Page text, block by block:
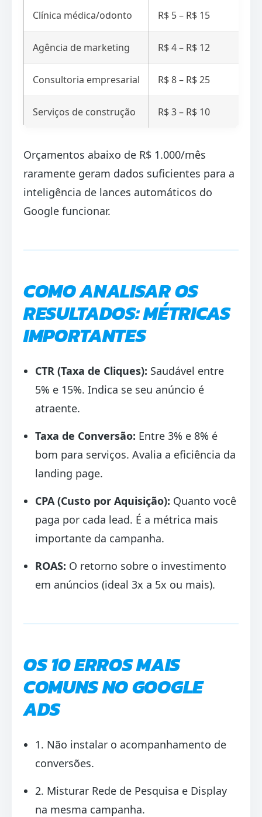
Clínica médica/odonto R$ 5 – R$ 15
Agência de marketing R$ 4 – R$ 12
Consultoria empresarial R$ 8 – R$ 25
Serviços de construção R$ 3 – R$ 10
Orçamentos abaixo de R$ 1.000/mês
raramente geram dados suficientes para a
inteligência de lances automáticos do
Google funcionar.
COMO ANALISAR OS
RESULTADOS: MÉTRICAS
IMPORTANTES
CTR (Taxa de Cliques): Saudável entre
5% e 15%. Indica se seu anúncio é
atraente.
Taxa de Conversão: Entre 3% e 8% é
bom para serviços. Avalia a eficiência da
landing page.
CPA (Custo por Aquisição): Quanto você
paga por cada lead. É a métrica mais
importante da campanha.
ROAS: O retorno sobre o investimento
em anúncios (ideal 3x a 5x ou mais).
OS 10 ERROS MAIS
COMUNS NO GOOGLE
ADS
1. Não instalar o acompanhamento de
conversões.
2. Misturar Rede de Pesquisa e Display
na mesma campanha.